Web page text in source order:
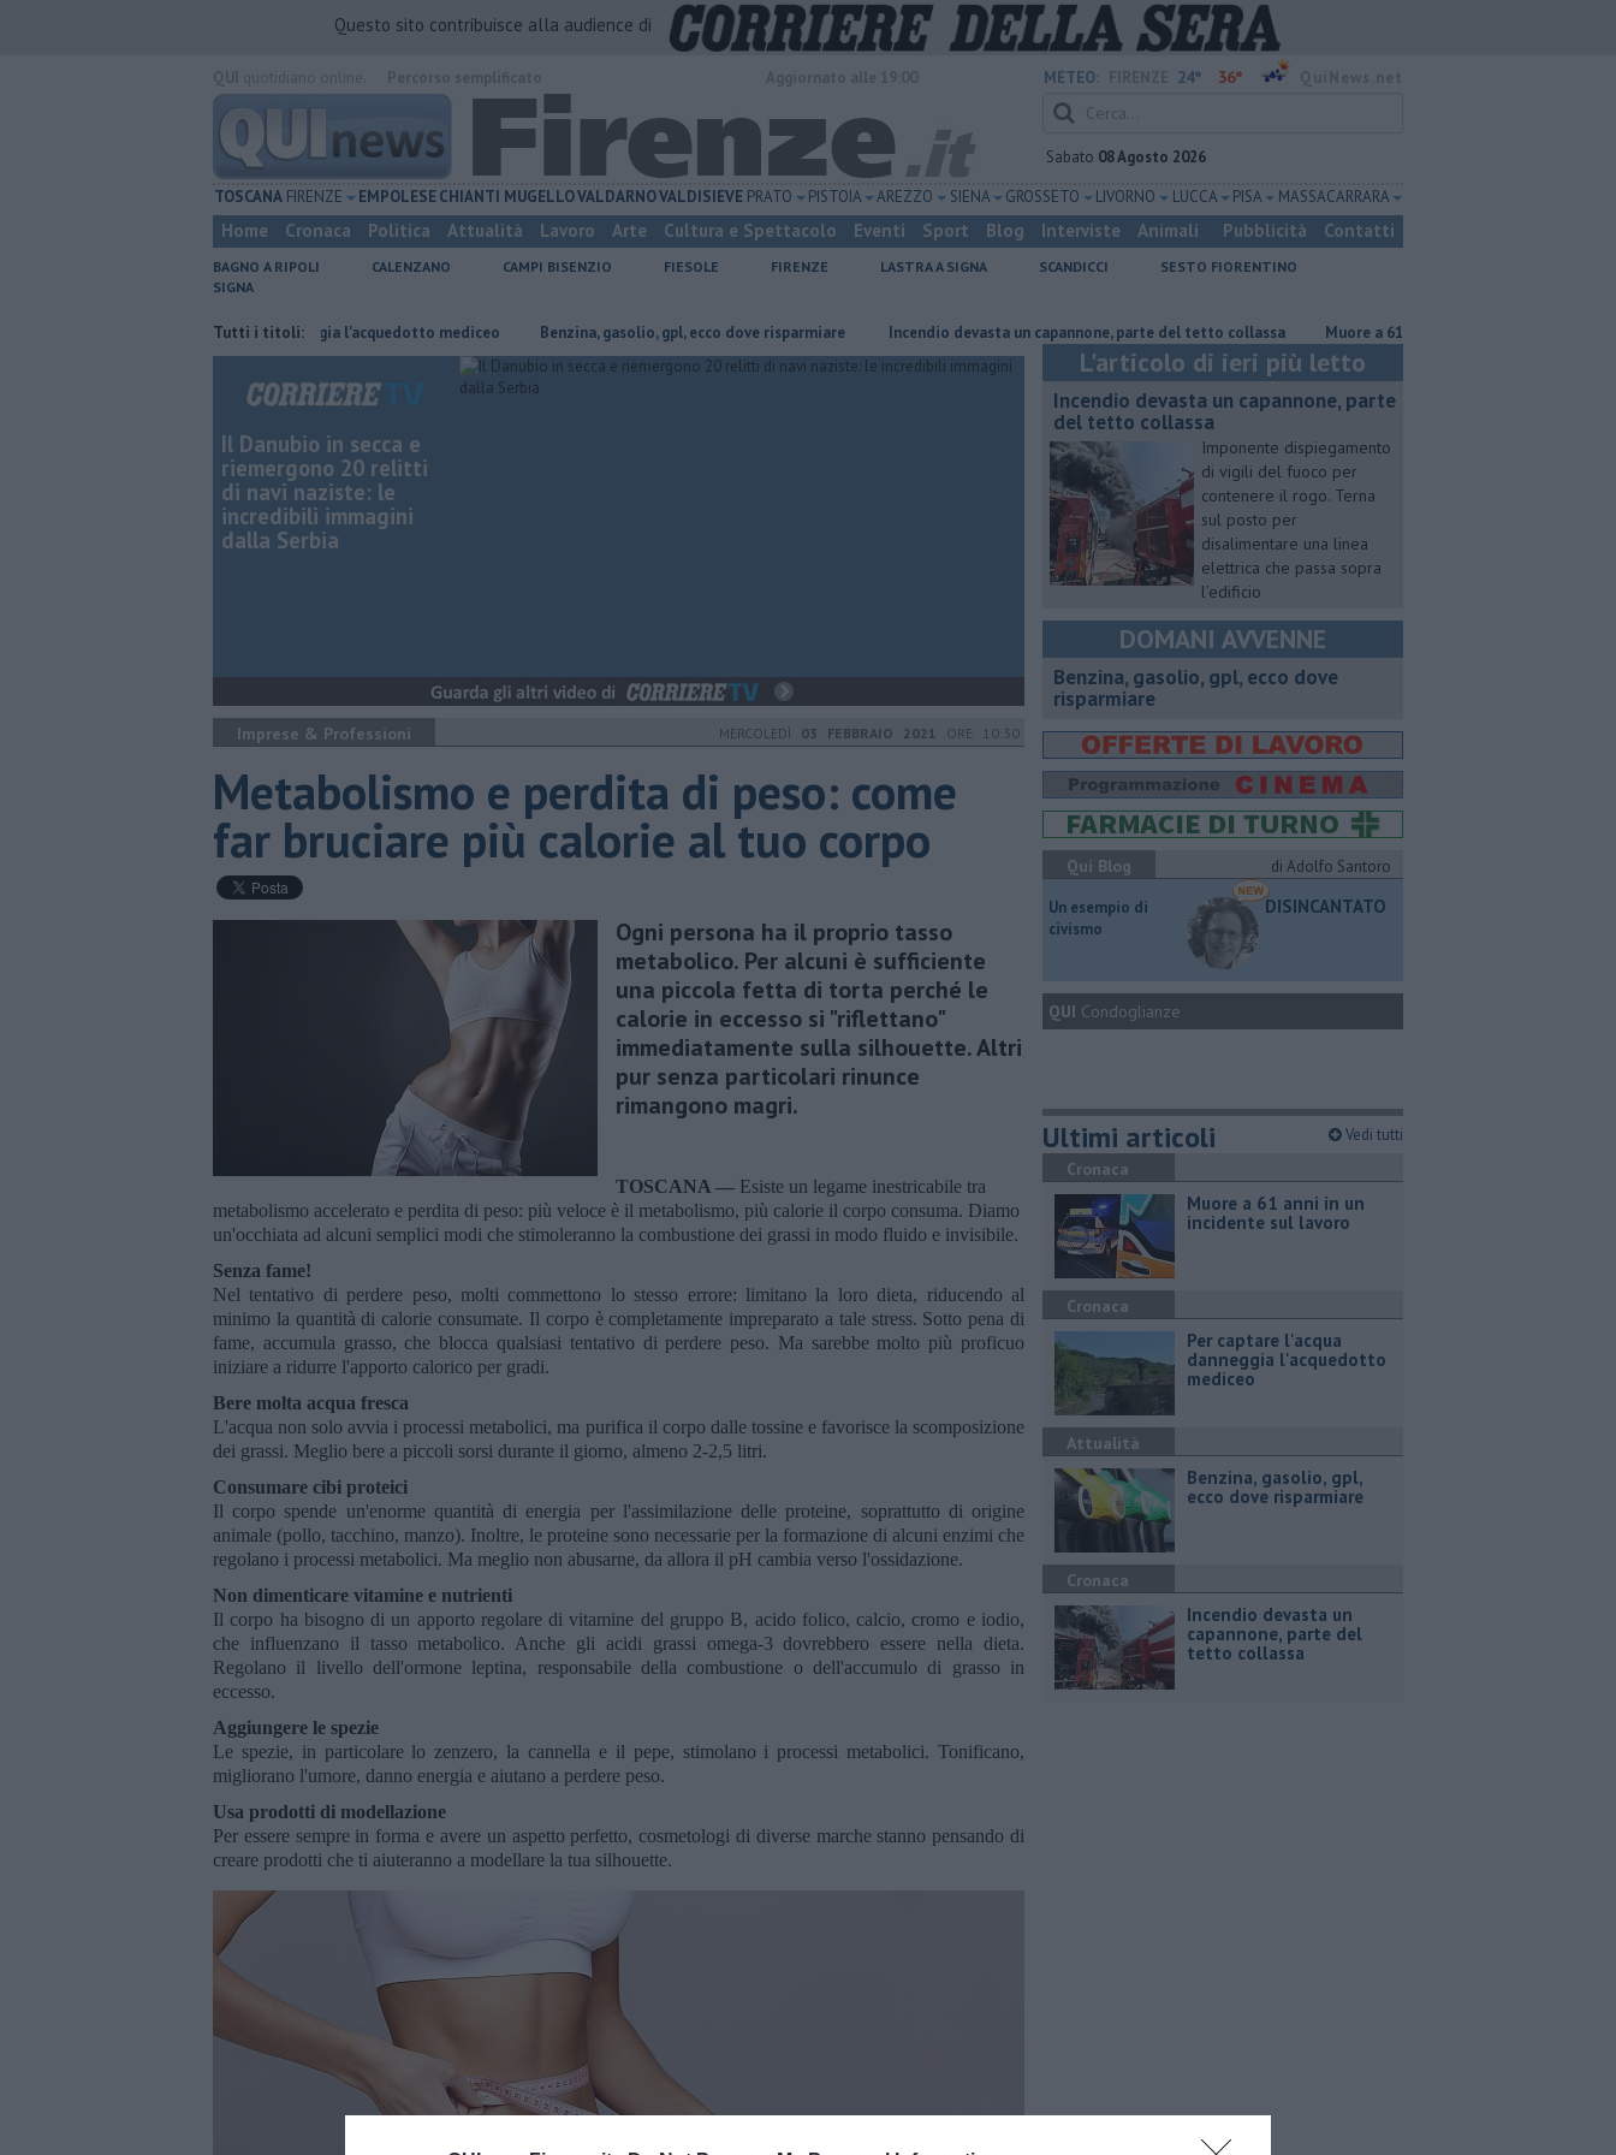
Questo sito contribuisce alla audience di
METEO: 24° 36°
Sabato 08 Agosto 2026
TOSCANA FIRENZE EMPOLESECHIANTI MUGELLOVALDARNOVALDISIEVE PRATO PISTOIA AREZZO SIENA GROSSETO LIVORNO LUCCA PISA MASSA CARRARA
Home Cronaca Politica Attualità Lavoro Arte Cultura e Spettacolo Eventi Sport Blog Interviste Animali Pubblicità Contatti
BAGNO A RIPOLI CALENZANO CAMPI BISENZIO FIESOLE FIRENZE LASTRA A SIGNA SCANDICCI
SESTO FIORENTINO
SIGNA
Tutti i titoli:
Per captare l'acqua danneggia l'acquedotto mediceo ​Benzina, gasolio, gpl, ecco dove risparmiare Incendio devasta un capannone, parte del tetto collassa Muore a 61 anni in un incidente sul lavoro
Il Danubio in secca e
riemergono 20 relitti
di navi naziste: le
incredibili immagini
dalla Serbia
Imprese & Professioni MERCOLEDÌ 03 FEBBRAIO 2021 ORE 10:30
Metabolismo e perdita di peso: come
far bruciare più calorie al tuo corpo
Ogni persona ha il proprio tasso
metabolico. Per alcuni è sufficiente
una piccola fetta di torta perché le
calorie in eccesso si "riflettano"
immediatamente sulla silhouette. Altri
pur senza particolari rinunce
rimangono magri.
TOSCANA — Esiste un legame inestricabile tra
metabolismo accelerato e perdita di peso: più veloce è il metabolismo, più calorie il corpo consuma. Diamo
un'occhiata ad alcuni semplici modi che stimoleranno la combustione dei grassi in modo fluido e invisibile.
Senza fame!
Nel tentativo di perdere peso, molti commettono lo stesso errore: limitano la loro dieta, riducendo al
minimo la quantità di calorie consumate. Il corpo è completamente impreparato a tale stress. Sotto pena di
fame, accumula grasso, che blocca qualsiasi tentativo di perdere peso. Ma sarebbe molto più proficuo
iniziare a ridurre l'apporto calorico per gradi.
Bere molta acqua fresca
L'acqua non solo avvia i processi metabolici, ma purifica il corpo dalle tossine e favorisce la scomposizione
dei grassi. Meglio bere a piccoli sorsi durante il giorno, almeno 2-2,5 litri.
Consumare cibi proteici
Il corpo spende un'enorme quantità di energia per l'assimilazione delle proteine, soprattutto di origine
animale (pollo, tacchino, manzo). Inoltre, le proteine sono necessarie per la formazione di alcuni enzimi che
regolano i processi metabolici. Ma meglio non abusarne, da allora il pH cambia verso l'ossidazione.
Non dimenticare vitamine e nutrienti
Il corpo ha bisogno di un apporto regolare di vitamine del gruppo B, acido folico, calcio, cromo e iodio,
che influenzano il tasso metabolico. Anche gli acidi grassi omega-3 dovrebbero essere nella dieta.
Regolano il livello dell'ormone leptina, responsabile della combustione o dell'accumulo di grasso in
eccesso.
Aggiungere le spezie
Le spezie, in particolare lo zenzero, la cannella e il pepe, stimolano i processi metabolici. Tonificano,
migliorano l'umore, danno energia e aiutano a perdere peso.
Usa prodotti di modellazione
Per essere sempre in forma e avere un aspetto perfetto, cosmetologi di diverse marche stanno pensando di
creare prodotti che ti aiuteranno a modellare la tua silhouette.
L'articolo di ieri più letto
Incendio devasta un capannone, parte
del tetto collassa
Imponente dispiegamento
di vigili del fuoco per
contenere il rogo. Terna
sul posto per
disalimentare una linea
elettrica che passa sopra
l’edificio
DOMANI AVVENNE
​Benzina, gasolio, gpl, ecco dove
risparmiare
Qui Blog
di Adolfo Santoro
​Un esempio di
civismo
DISINCANTATO
QUI Condoglianze
Ultimi articoli Vedi tutti
Cronaca
Muore a 61 anni in un
incidente sul lavoro
Cronaca
Per captare l'acqua
danneggia l'acquedotto
mediceo
Attualità
​Benzina, gasolio, gpl,
ecco dove risparmiare
Cronaca
Incendio devasta un
capannone, parte del
tetto collassa